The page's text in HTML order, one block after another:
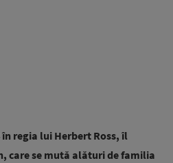
regia lui Herbert Ross, îl
care se mută alături de familia